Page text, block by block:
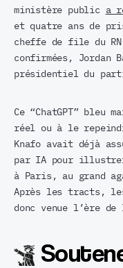
ministère public a
et quatre ans de
cheffe de file du
confirmées, Jordan
présidentiel du
Ce “ChatGPT”
réel ou à le
Knafo avait déjà
par IA pour illustrer
à Paris, au grand
Après les tracts,
donc venue l’ère